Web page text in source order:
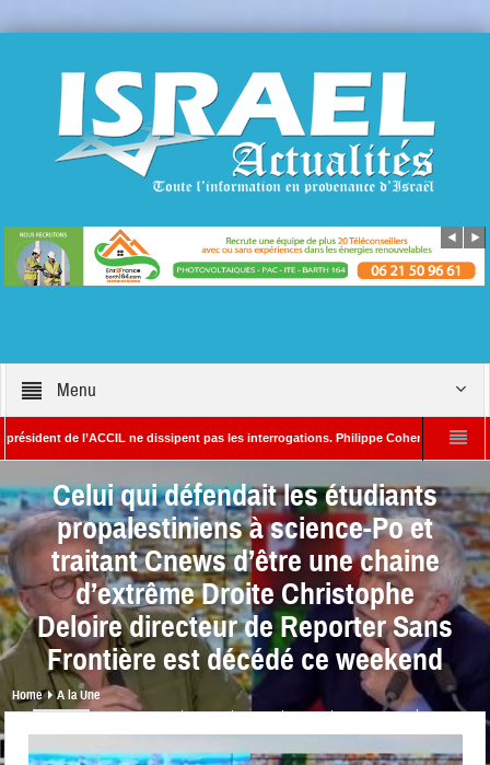
Menu
de l’ACCIL ne dissipent pas les interrogations. Philippe Cohen annonce se
SAYADA – Rédacteur en chef d’Israël Actualités
Celui qui défendait les étudiants
propalestiniens à science-Po et
traitant Cnews d’être une chaine
d’extrême Droite Christophe
Deloire directeur de Reporter Sans
Frontière est décédé ce weekend
Home A la Une